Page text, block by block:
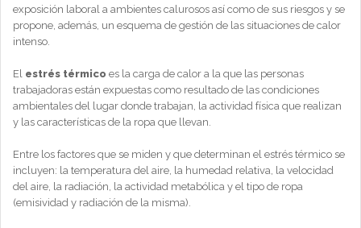
exposición laboral a ambientes calurosos así como de sus riesgos y se
propone, además, un esquema de gestión de las situaciones de calor
intenso.
El estrés térmico es la carga de calor a la que las personas
trabajadoras están expuestas como resultado de las condiciones
ambientales del lugar donde trabajan, la actividad física que realizan
y las características de la ropa que llevan.
Entre los factores que se miden y que determinan el estrés térmico se
incluyen: la temperatura del aire, la humedad relativa, la velocidad
del aire, la radiación, la actividad metabólica y el tipo de ropa
(emisividad y radiación de la misma).